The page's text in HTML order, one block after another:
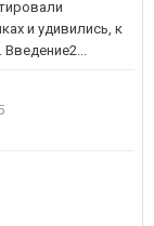
и удивились, к